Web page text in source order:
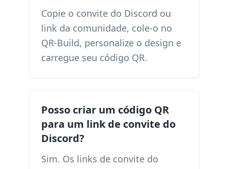
Copie o convite do Discord ou
link da comunidade, cole-o no
QR-Build, personalize o design e
carregue seu código QR.
Posso criar um código QR
para um link de convite do
Discord?
Sim. Os links de convite do